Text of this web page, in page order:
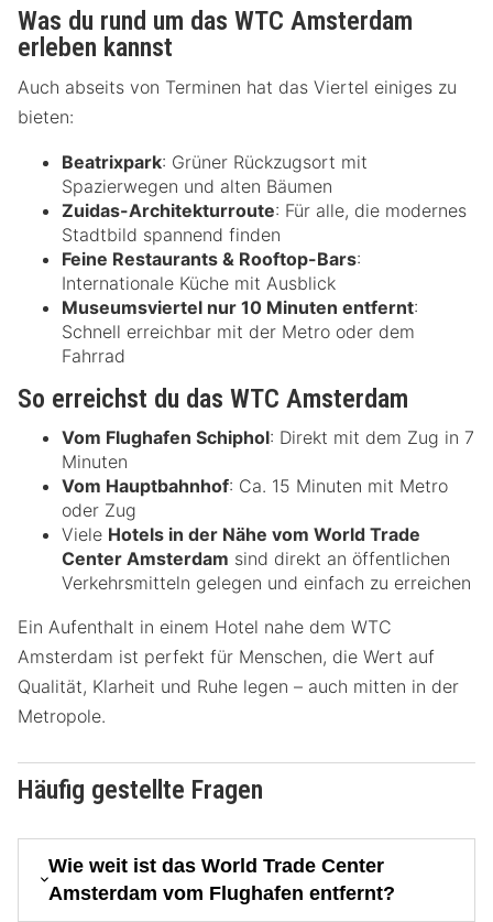
Was du rund um das WTC Amsterdam
erleben kannst
Auch abseits von Terminen hat das Viertel einiges zu
bieten:
Beatrixpark: Grüner Rückzugsort mit
Spazierwegen und alten Bäumen
Zuidas-Architekturroute: Für alle, die modernes
Stadtbild spannend finden
Feine Restaurants & Rooftop-Bars:
Internationale Küche mit Ausblick
Museumsviertel nur 10 Minuten entfernt:
Schnell erreichbar mit der Metro oder dem
Fahrrad
So erreichst du das WTC Amsterdam
Vom Flughafen Schiphol: Direkt mit dem Zug in 7
Minuten
Vom Hauptbahnhof: Ca. 15 Minuten mit Metro
oder Zug
Viele Hotels in der Nähe vom World Trade
Center Amsterdam sind direkt an öffentlichen
Verkehrsmitteln gelegen und einfach zu erreichen
Ein Aufenthalt in einem Hotel nahe dem WTC
Amsterdam ist perfekt für Menschen, die Wert auf
Qualität, Klarheit und Ruhe legen – auch mitten in der
Metropole.
Häufig gestellte Fragen
Wie weit ist das World Trade Center
Amsterdam vom Flughafen entfernt?